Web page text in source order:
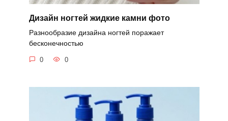
Дизайн ногтей жидкие камни фото
Разнообразие дизайна ногтей поражает
бесконечностью
0 0